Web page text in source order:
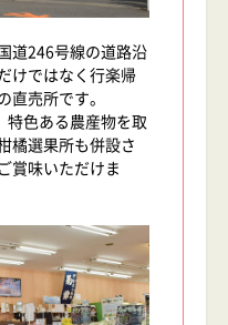
道246号線の道路沿
けではなく行楽帰
直売所です。
特色ある農産物を取
橘選果所も併設さ
賞味いただけま